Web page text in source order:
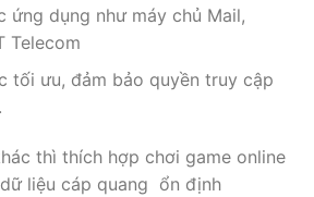
ứng dụng như máy chủ Mail,
Telecom
tối ưu, đảm bảo quyền truy cập
thì thích hợp chơi game online
liệu cáp quang ổn định